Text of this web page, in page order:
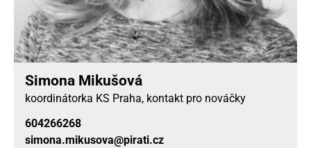
Simona Mikušová
koordinátorka KS Praha, kontakt pro nováčky
604266268
simona.mikusova@pirati.cz